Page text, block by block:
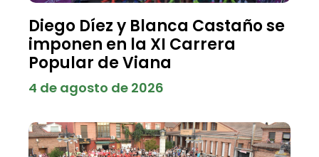
Diego Díez y Blanca Castaño se
imponen en la XI Carrera
Popular de Viana
4 de agosto de 2026